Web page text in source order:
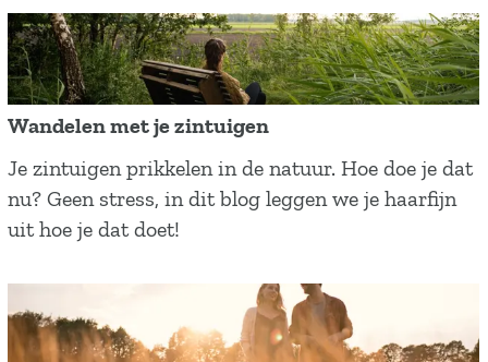
e
v
e
r
Wandelen met je zintuigen
W
a
n
e
l
Je zintuigen prikkelen in de natuur. Hoe doe je dat
nu? Geen stress, in dit blog leggen we je haarfijn
uit hoe je dat doet!